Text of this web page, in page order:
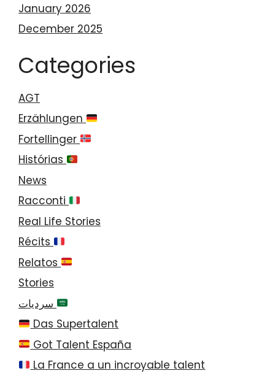
January 2026
December 2025
Categories
AGT
Erzählungen
Fortellinger
Histórias
News
Racconti
Real Life Stories
Récits
Relatos
Stories
Das Supertalent
Got Talent España
La France a un incroyable talent